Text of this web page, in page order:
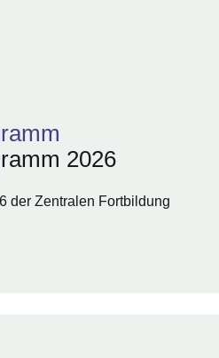
2026
der Zentralen Fortbildung
Fenster